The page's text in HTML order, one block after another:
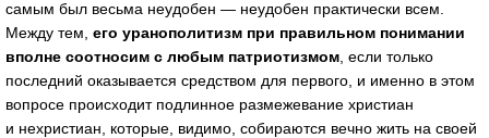
самым был весьма неудобен — неудобен практически всем.
Между тем, его уранополитизм при правильном понимании
вполне соотносим с любым патриотизмом , если только
последний оказывается средством для первого, и именно в этом
вопросе происходит подлинное размежевание христиан
и нехристиан, которые, видимо, собираются вечно жить на своей